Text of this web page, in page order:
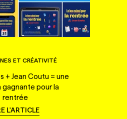
ET CRÉATIVITÉ
+ Jean Coutu = une
gagnante pour la
rentrée
L'ARTICLE